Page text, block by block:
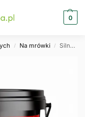
0
/ Na mrówki / Silny granulat na mrówki wszystkich rodzajów GOODSHOT 3kg